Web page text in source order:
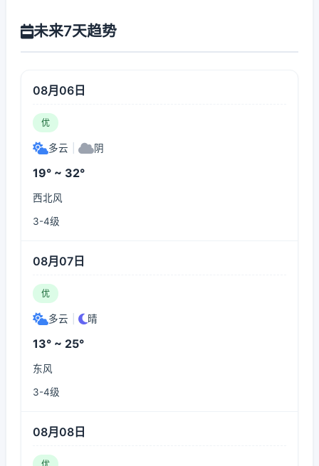
未来7天趋势
08月06日
优
多云 阴
19° ~ 32°
西北风
3-4级
08月07日
优
多云 晴
13° ~ 25°
东风
3-4级
08月08日